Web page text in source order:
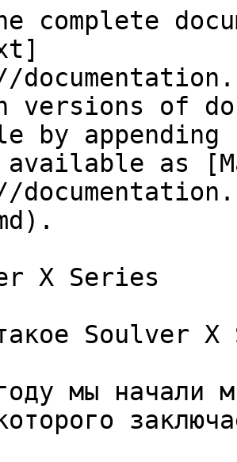
complete
versions of
by
as
X Series
Soulver X
мы начали